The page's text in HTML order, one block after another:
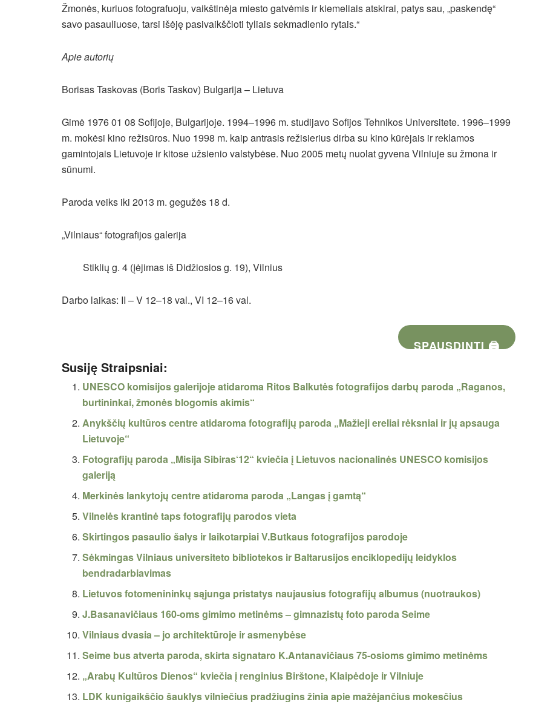
Žmonės, kuriuos fotografuoju, vaikštinėja miesto gatvėmis ir kiemeliais atskirai, patys sau, „paskendę“
savo pasauliuose, tarsi išėję pasivaikščioti tyliais sekmadienio rytais.“
Apie autorių
Borisas Taskovas (Boris Taskov) Bulgarija – Lietuva
Gimė 1976 01 08 Sofijoje, Bulgarijoje. 1994–1996 m. studijavo Sofijos Tehnikos Universitete. 1996–1999
m. mokėsi kino režisūros. Nuo 1998 m. kaip antrasis režisierius dirba su kino kūrėjais ir reklamos
gamintojais Lietuvoje ir kitose užsienio valstybėse. Nuo 2005 metų nuolat gyvena Vilniuje su žmona ir
sūnumi.
Paroda veiks iki 2013 m. gegužės 18 d.
„Vilniaus“ fotografijos galerija
Stiklių g. 4 (įėjimas iš Didžiosios g. 19), Vilnius
Darbo laikas: II – V 12–18 val., VI 12–16 val.
SPAUSDINTI 🖨
Susiję Straipsniai:
UNESCO komisijos galerijoje atidaroma Ritos Balkutės fotografijos darbų paroda „Raganos,
burtininkai, žmonės blogomis akimis“
Anykščių kultūros centre atidaroma fotografijų paroda „Mažieji ereliai rėksniai ir jų apsauga
Lietuvoje“
Fotografijų paroda „Misija Sibiras‘12“ kviečia į Lietuvos nacionalinės UNESCO komisijos
galeriją
Merkinės lankytojų centre atidaroma paroda „Langas į gamtą“
Vilnelės krantinė taps fotografijų parodos vieta
Skirtingos pasaulio šalys ir laikotarpiai V.Butkaus fotografijos parodoje
Sėkmingas Vilniaus universiteto bibliotekos ir Baltarusijos enciklopedijų leidyklos
bendradarbiavimas
Lietuvos fotomenininkų sąjunga pristatys naujausius fotografijų albumus (nuotraukos)
J.Basanavičiaus 160-oms gimimo metinėms – gimnazistų foto paroda Seime
Vilniaus dvasia – jo architektūroje ir asmenybėse
Seime bus atverta paroda, skirta signataro K.Antanavičiaus 75-osioms gimimo metinėms
„Arabų Kultūros Dienos“ kviečia į renginius Birštone, Klaipėdoje ir Vilniuje
LDK kunigaikščio šauklys vilniečius pradžiugins žinia apie mažėjančius mokesčius